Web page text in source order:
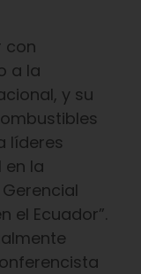
con
a la
y su
líderes
en la
el Ecuador”.